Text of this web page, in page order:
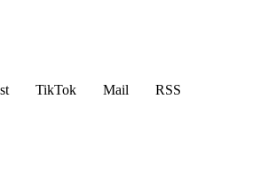
TikTok Mail
RSS